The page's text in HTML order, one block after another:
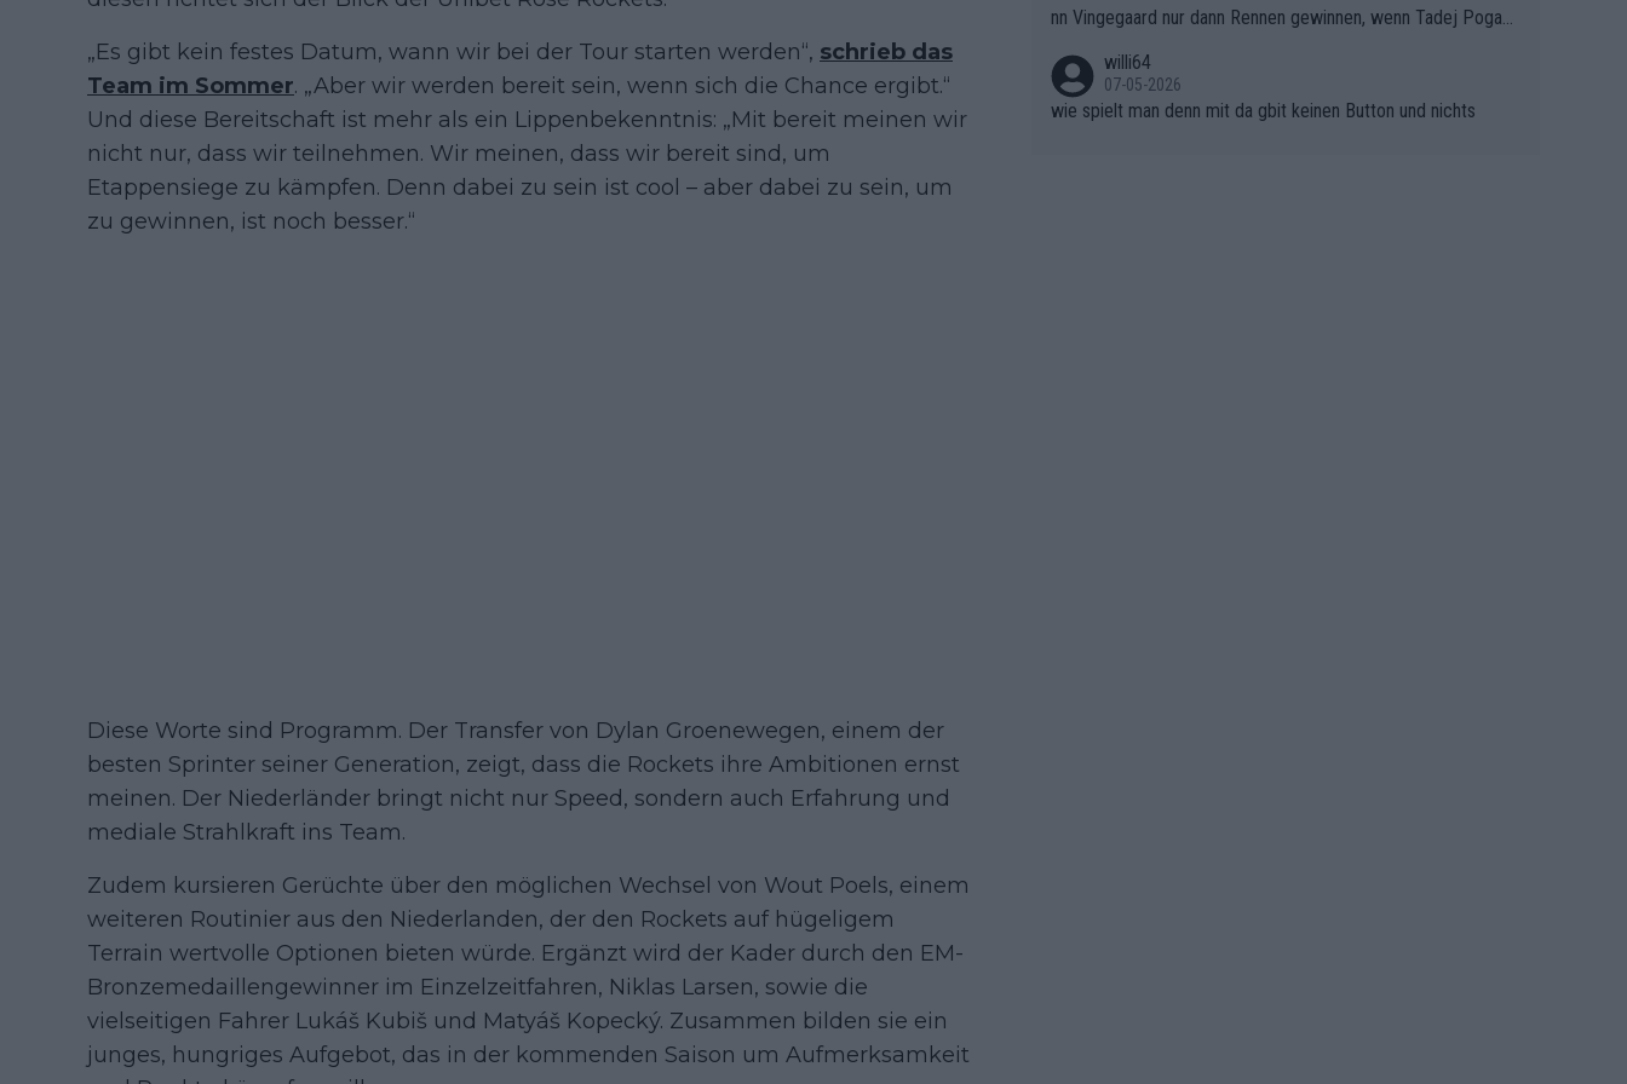
„Es gibt kein festes Datum, wann wir bei der Tour starten werden“, schrieb das
Team im Sommer. „Aber wir werden bereit sein, wenn sich die Chance ergibt.“
Und diese Bereitschaft ist mehr als ein Lippenbekenntnis: „Mit bereit meinen wir
nicht nur, dass wir teilnehmen. Wir meinen, dass wir bereit sind, um
Etappensiege zu kämpfen. Denn dabei zu sein ist cool – aber dabei zu sein, um
zu gewinnen, ist noch besser.“
Diese Worte sind Programm. Der Transfer von Dylan Groenewegen, einem der
besten Sprinter seiner Generation, zeigt, dass die Rockets ihre Ambitionen ernst
meinen. Der Niederländer bringt nicht nur Speed, sondern auch Erfahrung und
mediale Strahlkraft ins Team.
Zudem kursieren Gerüchte über den möglichen Wechsel von Wout Poels, einem
weiteren Routinier aus den Niederlanden, der den Rockets auf hügeligem
Terrain wertvolle Optionen bieten würde. Ergänzt wird der Kader durch den EM-
Bronzemedaillengewinner im Einzelzeitfahren, Niklas Larsen, sowie die
vielseitigen Fahrer Lukáš Kubiš und Matyáš Kopecký. Zusammen bilden sie ein
junges, hungriges Aufgebot, das in der kommenden Saison um Aufmerksamkeit
berwasser, aber SD Worx und Vollering müssen jetzt All-In ge
hen. (gregmann)
nn Vingegaard nur dann Rennen gewinnen, wenn Tadej Pogaca
willi64
07-05-2026
wie spielt man denn mit da gbit keinen Button und nichts